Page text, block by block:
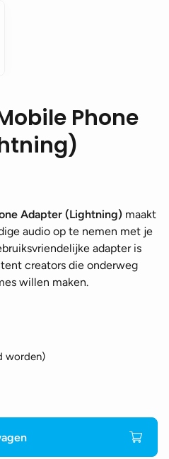
Phone
Adapter (Lightning) maakt
audio op te nemen met je
adapter is
creators die onderweg
willen maken.
worden)